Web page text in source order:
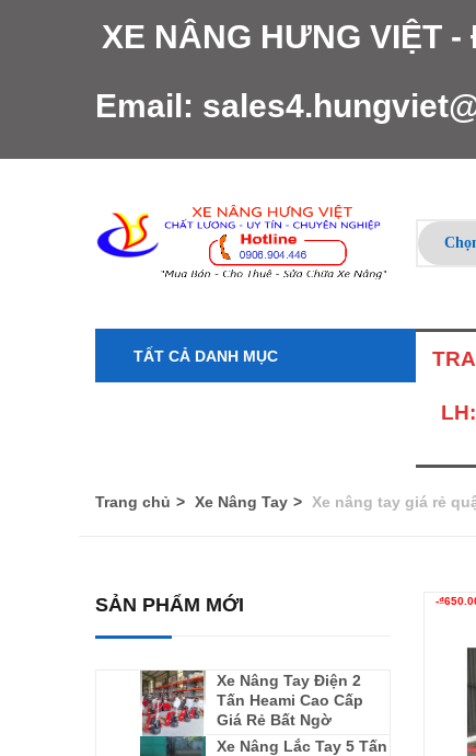
XE NÂNG HƯNG VIỆT
Email:
TẤT CẢ DANH MỤC
Trang chủ Xe Nâng Tay Xe nâng tay giá rẻ
SẢN PHẨM MỚI
Xe Nâng Tay Điện 2
Tấn Heami Cao Cấp
Giá Rẻ Bất Ngờ
Xe Nâng Lắc Tay 5 Tấn
-₫